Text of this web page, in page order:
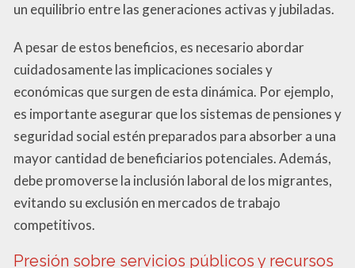
un equilibrio entre las generaciones activas y jubiladas.
A pesar de estos beneficios, es necesario abordar
cuidadosamente las implicaciones sociales y
económicas que surgen de esta dinámica. Por ejemplo,
es importante asegurar que los sistemas de pensiones y
seguridad social estén preparados para absorber a una
mayor cantidad de beneficiarios potenciales. Además,
debe promoverse la inclusión laboral de los migrantes,
evitando su exclusión en mercados de trabajo
competitivos.
Presión sobre servicios públicos y recursos